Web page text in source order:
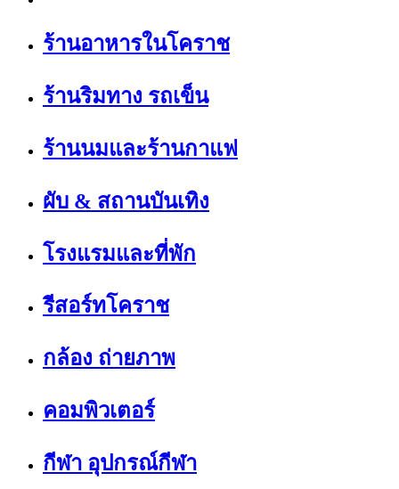
ร้านอาหารในโคราช
ร้านริมทาง รถเข็น
ร้านนมและร้านกาแฟ
ผับ & สถานบันเทิง
โรงแรมและที่พัก
รีสอร์ทโคราช
กล้อง ถ่ายภาพ
คอมพิวเตอร์
กีฬา อุปกรณ์กีฬา